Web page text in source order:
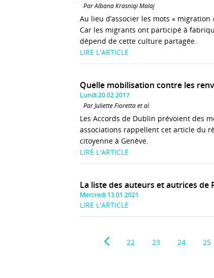
Par Albana Krasniqi Malaj
Au lieu d’associer les mots «
Car les migrants ont participé à
dépend de cette culture partagée.
LIRE L'ARTICLE
Quelle mobilisation contre les
Lundi 20.02.2017
Par Juliette Fioretta et al.
Les Accords de Dublin prévoient des
associations rappellent cet article du
citoyenne à Genève.
LIRE L'ARTICLE
La liste des auteurs et autrices de
Mercredi 13.01.2021
LIRE L'ARTICLE
22 23 24 25